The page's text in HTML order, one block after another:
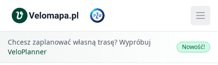
Chcesz zaplanować własną trasę? Wypróbuj
VeloPlanner
Nowość!